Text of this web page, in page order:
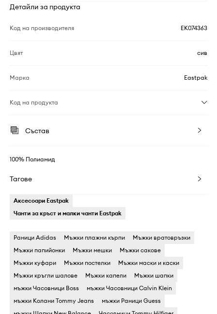
Детайли за продукта
Код на производителя EK074363
Цвят сив
Марка Eastpak
Код на продукта
Състав
100% Полиамид
Тагове
Аксесоари Eastpak
Чанти за кръст и малки чанти Eastpak
Раници Adidas Мъжки плажни кърпи
Мъжки вратовръзки
Мъжки папийонки
Мъжки мешки
Мъжки сакове
Мъжки куфари
Мъжки постелки
Мъжки маски и каски
Мъжки кръгли шалове
Мъжки капели
Мъжки шапки
мъжки Часовници Boss
мъжки Часовници Calvin Klein
мъжки Колани Tommy Jeans
мъжки Раници Guess